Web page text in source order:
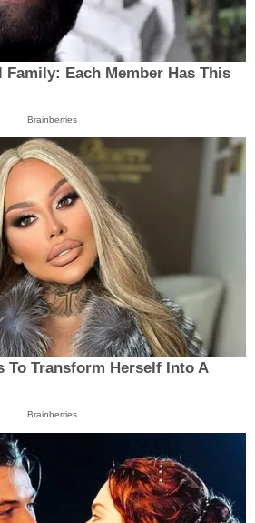
Family: Each Member Has This
Brainberries
To Transform Herself Into A
Brainberries